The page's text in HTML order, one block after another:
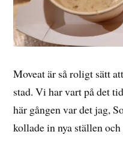
Moveat är så roligt sätt
stad. Vi har vart på det
här gången var det jag,
kollade in nya ställen